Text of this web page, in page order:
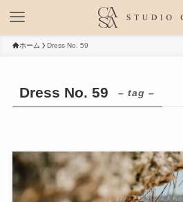
ホーム Dress No. 59
Dress No. 59 – tag –